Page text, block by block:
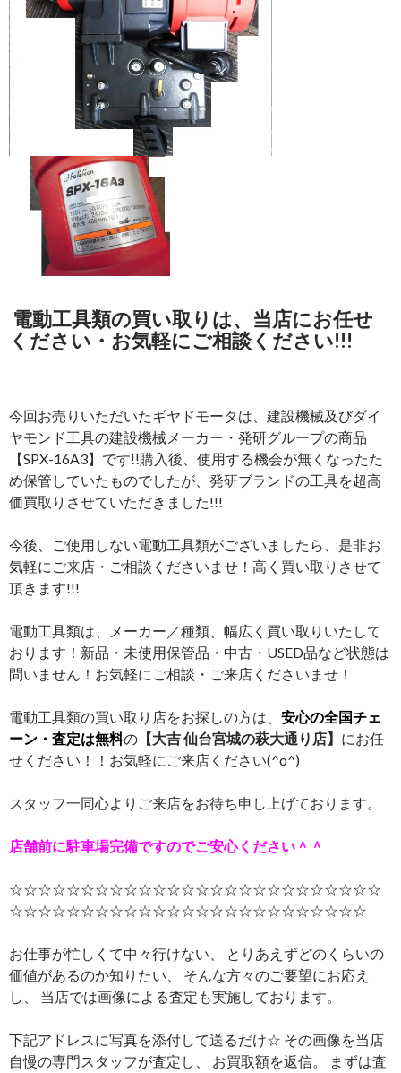
電動工具類の買い取りは、当店にお任せ
ください・お気軽にご相談ください!!!
今回お売りいただいたギヤドモータは、建設機械及びダイ
ヤモンド工具の建設機械メーカー・発研グループの商品
【SPX-16A3】です!!購入後、使用する機会が無くなったた
め保管していたものでしたが、発研ブランドの工具を超高
価買取りさせていただきました!!!
今後、ご使用しない電動工具類がございましたら、是非お
気軽にご来店・ご相談くださいませ！高く買い取りさせて
頂きます!!!
電動工具類は、メーカー／種類、幅広く買い取りいたして
おります！新品・未使用保管品・中古・USED品など状態は
問いません！お気軽にご相談・ご来店くださいませ！
電動工具類の買い取り店をお探しの方は、 安心の全国チェ
ーン・査定は無料の 【大吉 仙台宮城の萩大通り店】 にお任
せください！！お気軽にご来店ください(^o^)
スタッフ一同心よりご来店をお待ち申し上げております。
店舗前に駐車場完備ですのでご安心ください＾＾
☆☆☆☆☆☆☆☆☆☆☆☆☆☆☆☆☆☆☆☆☆☆☆☆☆☆
☆☆☆☆☆☆☆☆☆☆☆☆☆☆☆☆☆☆☆☆☆☆☆☆☆
お仕事が忙しくて中々行けない、 とりあえずどのくらいの
価値があるのか知りたい、 そんな方々のご要望にお応え
し、 当店では画像による査定も実施しております。
下記アドレスに写真を添付して送るだけ☆ その画像を当店
自慢の専門スタッフが査定し、 お買取額を返信。 まずは査